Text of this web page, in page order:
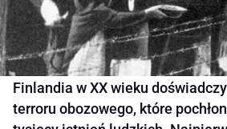
Finlandia w XX wieku
terroru obozowego, które